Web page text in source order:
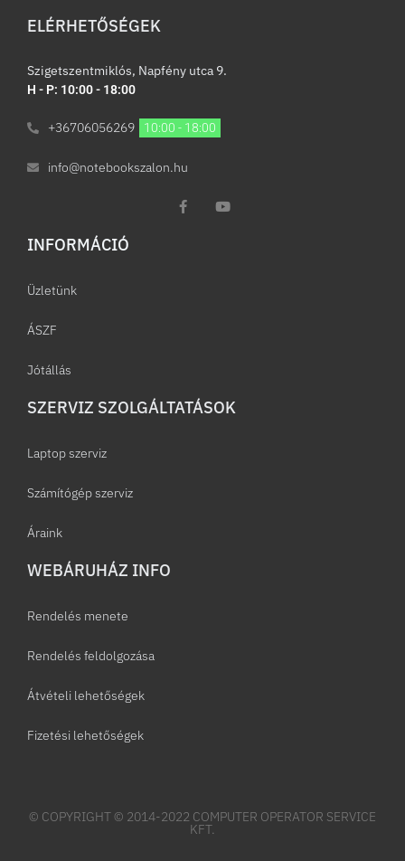
ELÉRHETŐSÉGEK
Szigetszentmiklós, Napfény utca 9.
H - P: 10:00 - 18:00
+36706056269 10:00 - 18:00
info@notebookszalon.hu
INFORMÁCIÓ​
Üzletünk
ÁSZF
Jótállás
SZERVIZ SZOLGÁLTATÁSOK
Laptop szerviz
Számítógép szerviz
Áraink
WEBÁRUHÁZ INFO
Rendelés menete
Rendelés feldolgozása
Átvételi lehetőségek
Fizetési lehetőségek
© COPYRIGHT © 2014-2022 COMPUTER OPERATOR SERVICE
KFT.